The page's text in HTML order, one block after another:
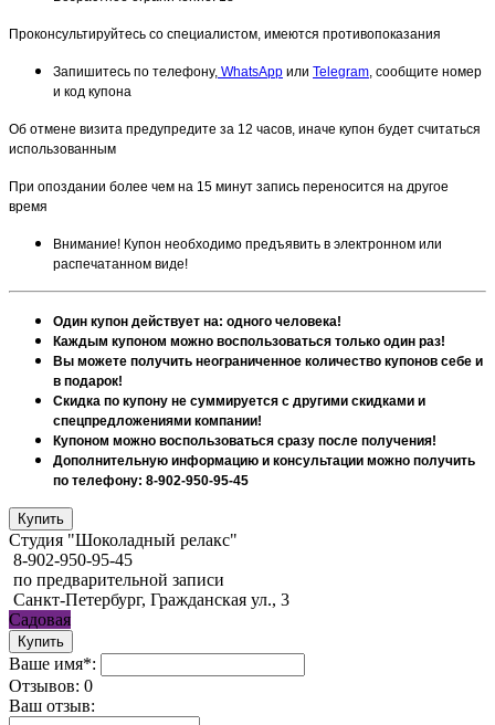
Проконсультируйтесь со специалистом, имеются противопоказания
Запишитесь по телефону, WhatsApp или Telegram, сообщите номер
и код купона
Об отмене визита предупредите за 12 часов, иначе купон будет считаться
использованным
При опоздании более чем на 15 минут запись переносится на другое
время
Внимание! Купон необходимо предъявить в электронном или
распечатанном виде!
Один купон действует на: одного человека!
Каждым купоном можно воспользоваться только один раз!
Вы можете получить неограниченное количество купонов себе и
в подарок!
Скидка по купону не суммируется с другими скидками и
спецпредложениями компании!
Купоном можно воспользоваться сразу после получения!
Дополнительную информацию и консультации можно получить
по телефону: 8-902-950-95-45
Студия "Шоколадный релакс"
8-902-950-95-45
по предварительной записи
Санкт-Петербург, Гражданская ул., 3
Садовая
Ваше имя*:
Отзывов: 0
Ваш отзыв: